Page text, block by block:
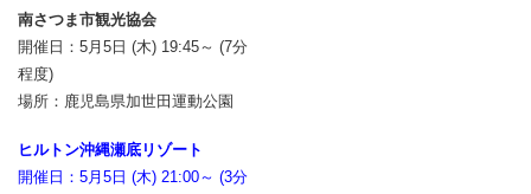
南さつま市観光協会
開催日：5月5日 (木) 19:45～ (7分
程度)
場所：鹿児島県加世田運動公園
ヒルトン沖縄瀬底リゾート
開催日：5月5日 (木) 21:00～ (3分